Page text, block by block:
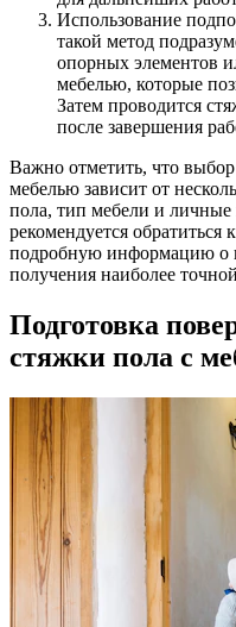
Использование
такой метод
опорных элементов
мебелью, которые
Затем проводится
после завершения
Важно отметить, что
мебелью зависит от
пола, тип мебели и
рекомендуется обратиться
подробную информацию о
получения наиболее
Подготовка
стяжки пола с